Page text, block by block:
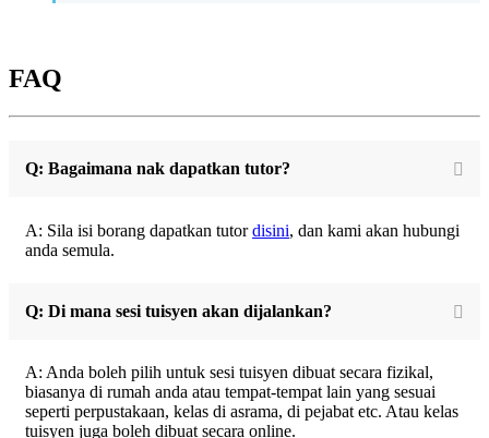
FAQ
Q: Bagaimana nak dapatkan tutor?
A: Sila isi borang dapatkan tutordisini, dan kami akan hubungi
anda semula.
Q: Di mana sesi tuisyen akan dijalankan?
A: Anda boleh pilih untuk sesi tuisyen dibuat secara fizikal,
biasanya di rumah anda atau tempat-tempat lain yang sesuai
seperti perpustakaan, kelas di asrama, di pejabat etc. Atau kelas
tuisyen juga boleh dibuat secara online.